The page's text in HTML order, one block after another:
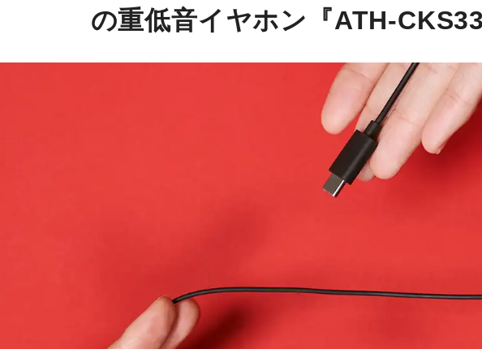
の重低音イヤホン『ATH-